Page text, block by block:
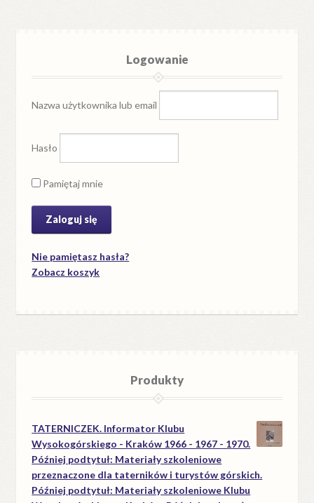
Logowanie
Nazwa użytkownika lub email
Hasło
Pamiętaj mnie
Nie pamiętasz hasła?
Zobacz koszyk
Produkty
TATERNICZEK. Informator Klubu
Wysokogórskiego - Kraków 1966 - 1967 - 1970.
Później podtytuł: Materiały szkoleniowe
przeznaczone dla taterników i turystów górskich.
Później podtytuł: Materiały szkoleniowe Klubu